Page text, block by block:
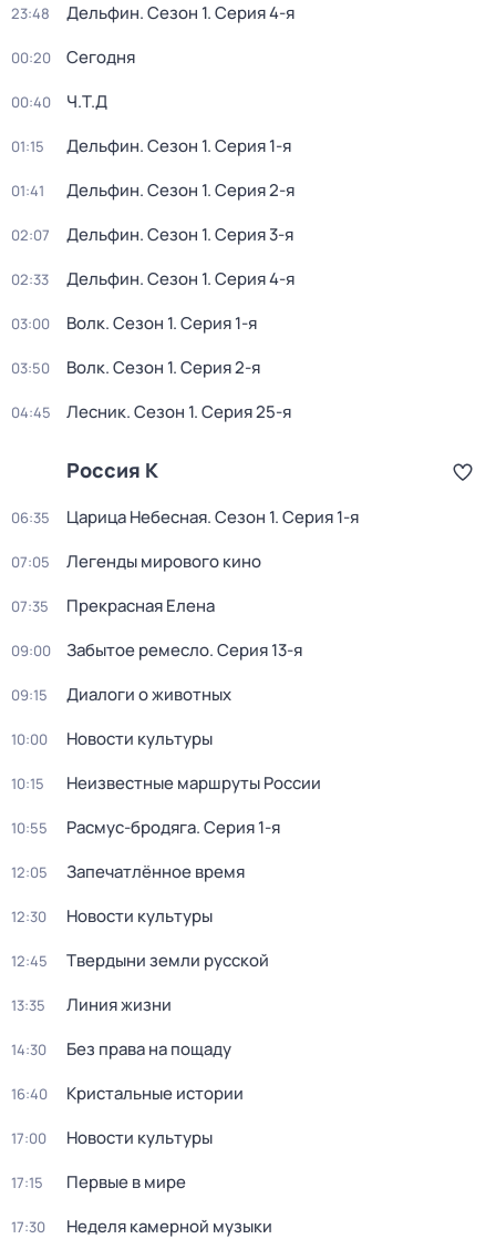
23:48 Дельфин. Сезон 1. Серия 4-я
00:20 Сегодня
00:40 Ч.T.Д
01:15 Дельфин. Сезон 1. Серия 1-я
01:41 Дельфин. Сезон 1. Серия 2-я
02:07 Дельфин. Сезон 1. Серия 3-я
02:33 Дельфин. Сезон 1. Серия 4-я
03:00 Волк. Сезон 1. Серия 1-я
03:50 Волк. Сезон 1. Серия 2-я
04:45 Лесник. Сезон 1. Серия 25-я
Россия К
06:35 Царица Небесная. Сезон 1. Серия 1-я
07:05 Легенды мирового кино
07:35 Прекрасная Елена
09:00 Забытое ремесло. Серия 13-я
09:15 Диалоги о животных
10:00 Новости культуры
10:15 Неизвестные маршруты России
10:55 Расмус-бродяга. Серия 1-я
12:05 Запечатлённое время
12:30 Новости культуры
12:45 Твердыни земли русской
13:35 Линия жизни
14:30 Без права на пощаду
16:40 Кристальные истории
17:00 Новости культуры
17:15 Первые в мире
17:30 Неделя камерной музыки